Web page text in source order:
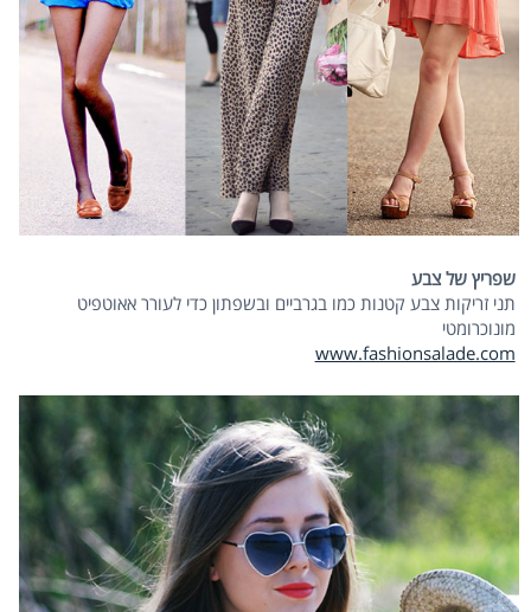
שפריץ של צבע
תני זריקות צבע קטנות כמו בגרביים ובשפתון כדי לעורר אאוטפיט
מונוכרומטי
www.fashionsalade.com